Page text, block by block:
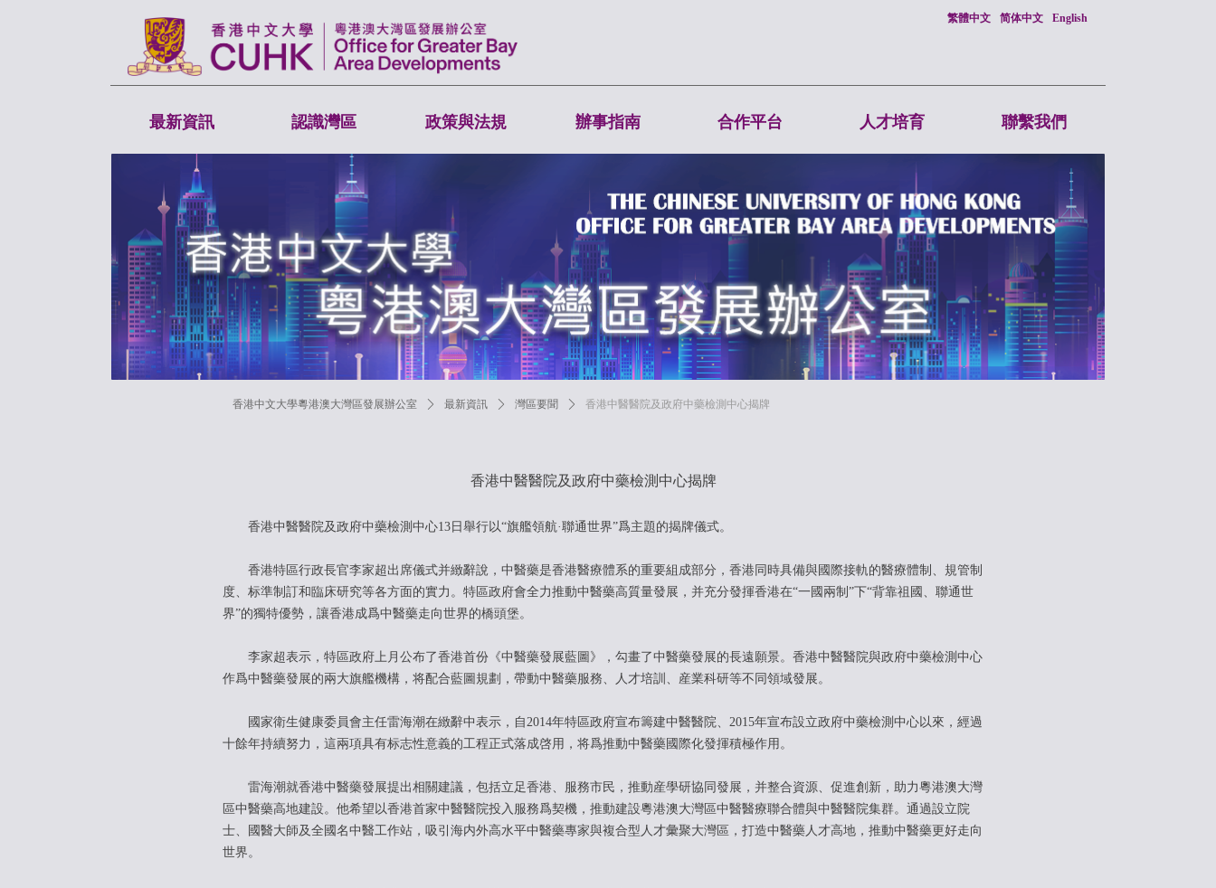
繁體中文 简体中文 English
最新資訊 認識灣區 政策與法規 辦事指南 合作平台 人才培育 聯繫我們
香港中醫醫院及政府中藥檢測中心揭牌
香港中文大學粵港澳大灣區發展辦公室 ꄲ 最新資訊 ꄲ 灣區要聞 ꄲ 香港中醫醫院及政府中藥檢測中心揭牌
香港中醫醫院及政府中藥檢測中心13日舉行以“旗艦領航·聯通世界”爲主題的揭牌儀式。
香港特區行政長官李家超出席儀式并緻辭說，中醫藥是香港醫療體系的重要組成部分，香港同時具備與國際接軌的醫療體制、規管制
度、标準制訂和臨床研究等各方面的實力。特區政府會全力推動中醫藥高質量發展，并充分發揮香港在“一國兩制”下“背靠祖國、聯通世
界”的獨特優勢，讓香港成爲中醫藥走向世界的橋頭堡。
李家超表示，特區政府上月公布了香港首份《中醫藥發展藍圖》，勾畫了中醫藥發展的長遠願景。香港中醫醫院與政府中藥檢測中心
作爲中醫藥發展的兩大旗艦機構，将配合藍圖規劃，帶動中醫藥服務、人才培訓、産業科研等不同領域發展。
國家衛生健康委員會主任雷海潮在緻辭中表示，自2014年特區政府宣布籌建中醫醫院、2015年宣布設立政府中藥檢測中心以來，經過
十餘年持續努力，這兩項具有标志性意義的工程正式落成啓用，将爲推動中醫藥國際化發揮積極作用。
雷海潮就香港中醫藥發展提出相關建議，包括立足香港、服務市民，推動産學研協同發展，并整合資源、促進創新，助力粵港澳大灣
區中醫藥高地建設。他希望以香港首家中醫醫院投入服務爲契機，推動建設粵港澳大灣區中醫醫療聯合體與中醫醫院集群。通過設立院
士、國醫大師及全國名中醫工作站，吸引海内外高水平中醫藥專家與複合型人才彙聚大灣區，打造中醫藥人才高地，推動中醫藥更好走向
世界。